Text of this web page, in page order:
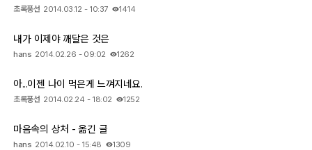
초록풍선 2014.03.12 - 10:37 1414
내가 이제야 깨달은 것은
hans 2014.02.26 - 09:02 1262
아...이젠 나이 먹은게 느껴지네요.
초록풍선 2014.02.24 - 18:02 1252
마음속의 상처 - 옮긴 글
hans 2014.02.10 - 15:48 1309